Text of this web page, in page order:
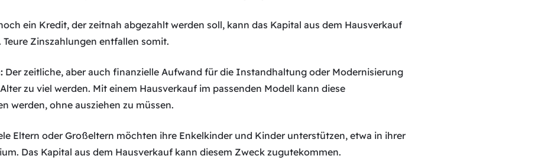
ein Kredit, der zeitnah abgezahlt werden soll, kann das Kapital aus dem Hausverkauf
Zinszahlungen entfallen somit.
Der zeitliche, aber auch finanzielle Aufwand für die Instandhaltung oder Modernisierung
zu viel werden. Mit einem Hausverkauf im passenden Modell kann diese
werden, ohne ausziehen zu müssen.
Eltern oder Großeltern möchten ihre Enkelkinder und Kinder unterstützen, etwa in ihrer
Das Kapital aus dem Hausverkauf kann diesem Zweck zugutekommen.